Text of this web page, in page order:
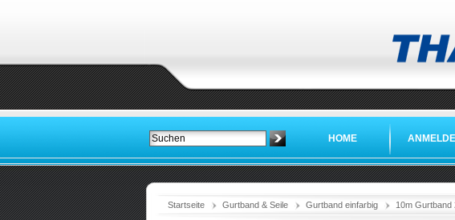
HOME
Startseite Gurtband & Seile Gurtband einfarbig 10m Gurtband